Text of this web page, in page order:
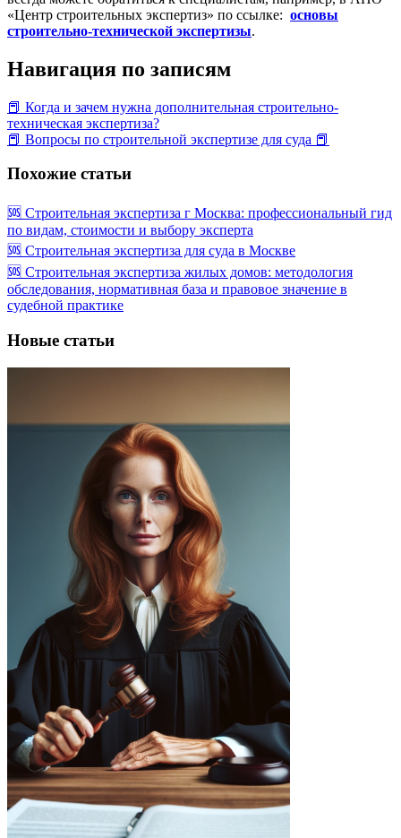
«Центр строительных экспертиз» по ссылке: основы
строительно-технической экспертизы.
Навигация по записям
📕 Когда и зачем нужна дополнительная строительно-
техническая экспертиза?
📕 Вопросы по строительной экспертизе для суда 📕
Похожие статьи
🆘 Строительная экспертиза г Москва: профессиональный гид
по видам, стоимости и выбору эксперта
🆘 Строительная экспертиза для суда в Москве
🆘 Строительная экспертиза жилых домов: методология
обследования, нормативная база и правовое значение в
судебной практике
Новые статьи